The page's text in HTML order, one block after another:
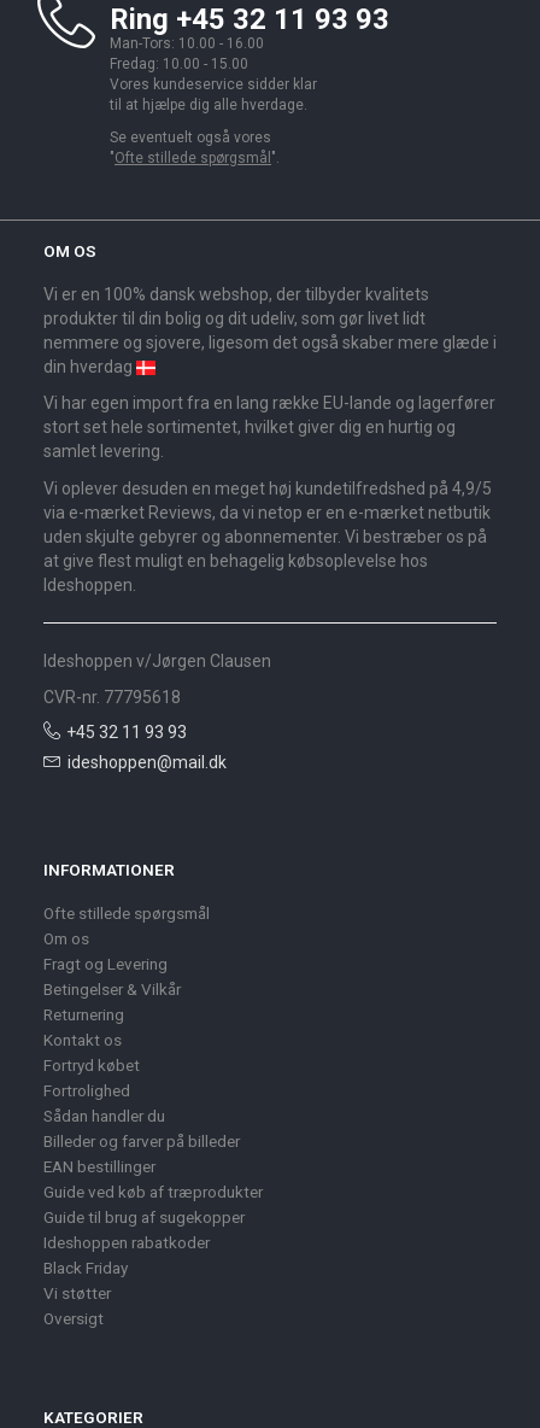
Ring +45 32 11 93 93
Man-Tors: 10.00 - 16.00
Fredag: 10.00 - 15.00
Vores kundeservice sidder klar
til at hjælpe dig alle hverdage.
Se eventuelt også vores
"Ofte stillede spørgsmål ".
OM OS
Vi er en 100% dansk webshop, der tilbyder kvalitets
produkter til din bolig og dit udeliv, som gør livet lidt
nemmere og sjovere, ligesom det også skaber mere glæde i
din hverdag
Vi har egen import fra en lang række EU-lande og lagerfører
stort set hele sortimentet, hvilket giver dig en hurtig og
samlet levering.
Vi oplever desuden en meget høj kundetilfredshed på 4,9/5
via e-mærket Reviews, da vi netop er en e-mærket netbutik
uden skjulte gebyrer og abonnementer. Vi bestræber os på
at give flest muligt en behagelig købsoplevelse hos
Ideshoppen.
Ideshoppen v/Jørgen Clausen
CVR-nr. 77795618
+45 32 11 93 93
ideshoppen@mail.dk
INFORMATIONER
Ofte stillede spørgsmål
Om os
Fragt og Levering
Betingelser & Vilkår
Returnering
Kontakt os
Fortryd købet
Fortrolighed
Sådan handler du
Billeder og farver på billeder
EAN bestillinger
Guide ved køb af træprodukter
Guide til brug af sugekopper
Ideshoppen rabatkoder
Black Friday
Vi støtter
Oversigt
KATEGORIER